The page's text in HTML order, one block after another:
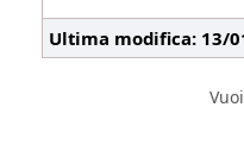
Ultima modifica: 13/